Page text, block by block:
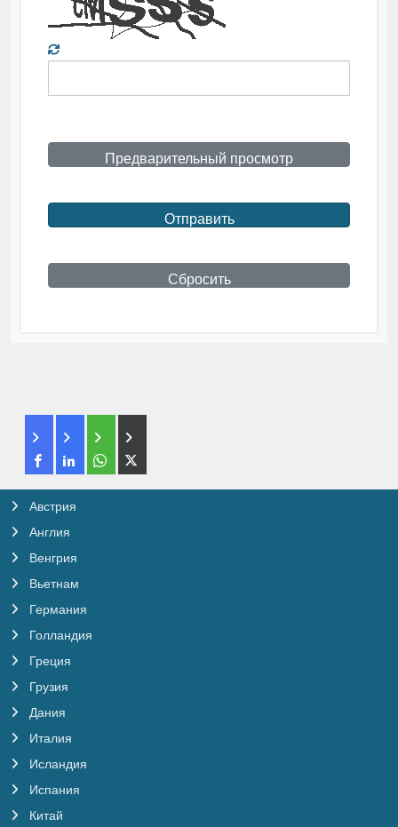
Предварительный просмотр
Отправить
Сбросить
Австрия
Англия
Венгрия
Вьетнам
Германия
Голландия
Греция
Грузия
Дания
Италия
Исландия
Испания
Китай